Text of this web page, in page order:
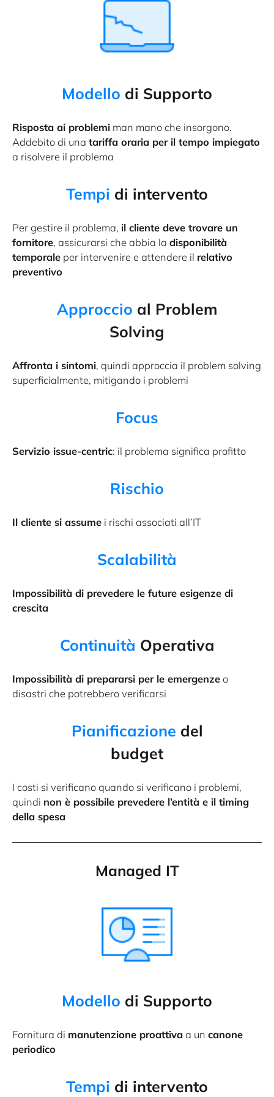
Modello di Supporto
Risposta ai problemi man mano che insorgono.
Addebito di una tariffa oraria per il tempo impiegato
a risolvere il problema
Tempi di intervento
Per gestire il problema, il cliente deve trovare un
fornitore, assicurarsi che abbia la disponibilità
temporale per intervenire e attendere il relativo
preventivo
Approccio al Problem
Solving
Affronta i sintomi, quindi approccia il problem solving
superficialmente, mitigando i problemi
Focus
Servizio issue-centric: il problema significa profitto
Rischio
Il cliente si assume i rischi associati all’IT
Scalabilità
Impossibilità di prevedere le future esigenze di
crescita
Continuità Operativa
Impossibilità di prepararsi per le emergenzeo
disastri che potrebbero verificarsi
Pianificazione del
budget
I costi si verificano quando si verificano i problemi,
quindi non è possibile prevedere l’entità e il timing
della spesa
Managed IT
Modello di Supporto
Fornitura di manutenzione proattivaa un canone
periodico
Tempi di intervento